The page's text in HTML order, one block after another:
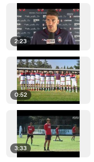
2:23
0:52
3:33